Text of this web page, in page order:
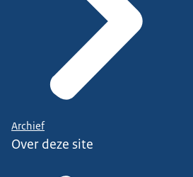
Archief
Over deze site